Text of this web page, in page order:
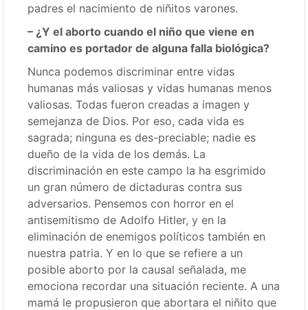
padres el nacimiento de niñitos varones.
– ¿Y el aborto cuando el niño que viene en
camino es portador de alguna falla biológica?
Nunca podemos discriminar entre vidas
humanas más valiosas y vidas humanas menos
valiosas. Todas fueron creadas a imagen y
semejanza de Dios. Por eso, cada vida es
sagrada; ninguna es des-preciable; nadie es
dueño de la vida de los demás. La
discriminación en este campo la ha esgrimido
un gran número de dictaduras contra sus
adversarios. Pensemos con horror en el
antisemitismo de Adolfo Hitler, y en la
eliminación de enemigos políticos también en
nuestra patria. Y en lo que se refiere a un
posible aborto por la causal señalada, me
emociona recordar una situación reciente. A una
mamá le propusieron que abortara el niñito que